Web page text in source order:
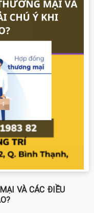
VÀ CÁC ĐIỀU